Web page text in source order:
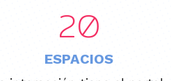
20
ESPACIOS